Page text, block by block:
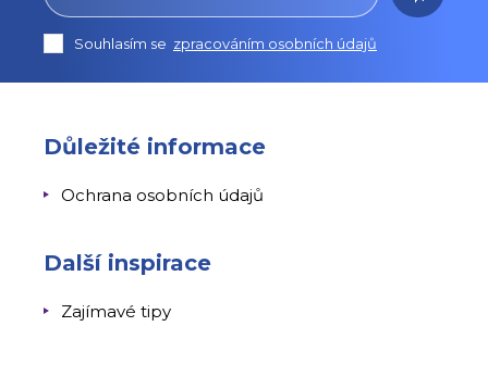
Souhlasím se zpracováním osobních údajů
Důležité informace
Ochrana osobních údajů
Další inspirace
Zajímavé tipy